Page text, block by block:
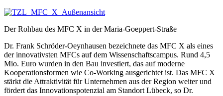
Der Rohbau des MFC X in der Maria-Goeppert-Straße
Dr. Frank Schröder-Oeynhausen bezeichnete das MFC X als eines
der innovativsten MFCs auf dem Wissenschaftscampus. Rund 4,5
Mio. Euro wurden in den Bau investiert, das auf moderne
Kooperationsformen wie Co-Working ausgerichtet ist. Das MFC X
stärkt die Attraktivität für Unternehmen aus der Region weiter und
fördert das Innovationspotenzial am Standort Lübeck, so Dr.